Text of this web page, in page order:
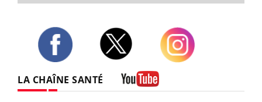
LA CHAÎNE SANTÉ